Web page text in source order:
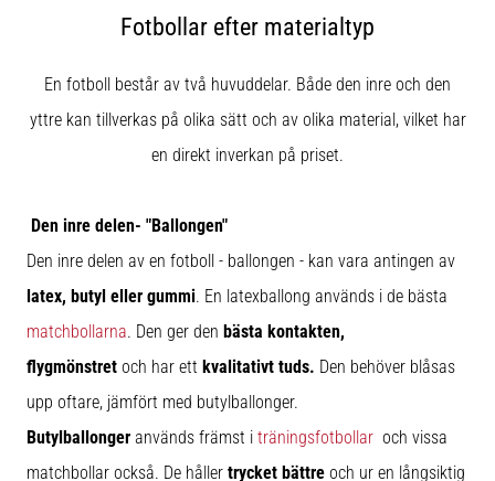
Fotbollar efter materialtyp
En fotboll består av två huvuddelar. Både den inre och den
yttre kan tillverkas på olika sätt och av olika material, vilket har
en direkt inverkan på priset.
Den inre delen- "Ballongen"
Den inre delen av en fotboll - ballongen - kan vara antingen av
latex, butyl eller gummi. En latexballong används i de bästa
matchbollarna. Den ger den bästa kontakten,
flygmönstret och har ett kvalitativt tuds. Den behöver blåsas
upp oftare, jämfört med butylballonger.
Butylballonger används främst i träningsfotbollar och vissa
matchbollar också. De håller trycket bättre och ur en långsiktig